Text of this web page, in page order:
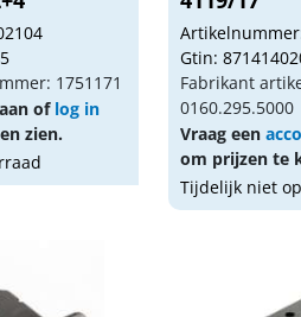
1751171
aan of log in
zien.
Gtin:
Fabrikant
0160.295.5000
Vraag een
om prijzen te
Tijdelijk niet